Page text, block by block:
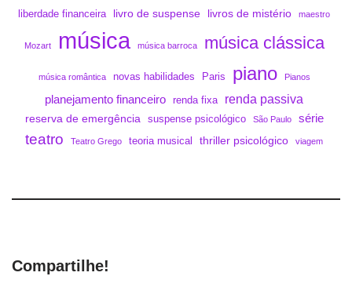
liberdade financeira livro de suspense livros de mistério maestro
Mozart música música barroca música clássica
música romântica novas habilidades Paris piano Pianos
planejamento financeiro renda fixa renda passiva
reserva de emergência suspense psicológico São Paulo série
teatro Teatro Grego teoria musical thriller psicológico viagem
Compartilhe!